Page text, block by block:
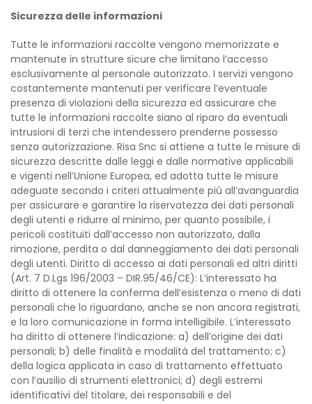
Sicurezza delle informazioni
Tutte le informazioni raccolte vengono memorizzate e
mantenute in strutture sicure che limitano l’accesso
esclusivamente al personale autorizzato. I servizi vengono
costantemente mantenuti per verificare l’eventuale
presenza di violazioni della sicurezza ed assicurare che
tutte le informazioni raccolte siano al riparo da eventuali
intrusioni di terzi che intendessero prenderne possesso
senza autorizzazione. Risa Snc si attiene a tutte le misure di
sicurezza descritte dalle leggi e dalle normative applicabili
e vigenti nell’Unione Europea, ed adotta tutte le misure
adeguate secondo i criteri attualmente più all’avanguardia
per assicurare e garantire la riservatezza dei dati personali
degli utenti e ridurre al minimo, per quanto possibile, i
pericoli costituiti dall’accesso non autorizzato, dalla
rimozione, perdita o dal danneggiamento dei dati personali
degli utenti. Diritto di accesso ai dati personali ed altri diritti
(Art. 7 D.Lgs 196/2003 – DIR.95/46/CE): L’interessato ha
diritto di ottenere la conferma dell’esistenza o meno di dati
personali che lo riguardano, anche se non ancora registrati,
e la loro comunicazione in forma intelligibile. L’interessato
ha diritto di ottenere l’indicazione: a) dell’origine dei dati
personali; b) delle finalità e modalità del trattamento; c)
della logica applicata in caso di trattamento effettuato
con l’ausilio di strumenti elettronici; d) degli estremi
identificativi del titolare, dei responsabili e del